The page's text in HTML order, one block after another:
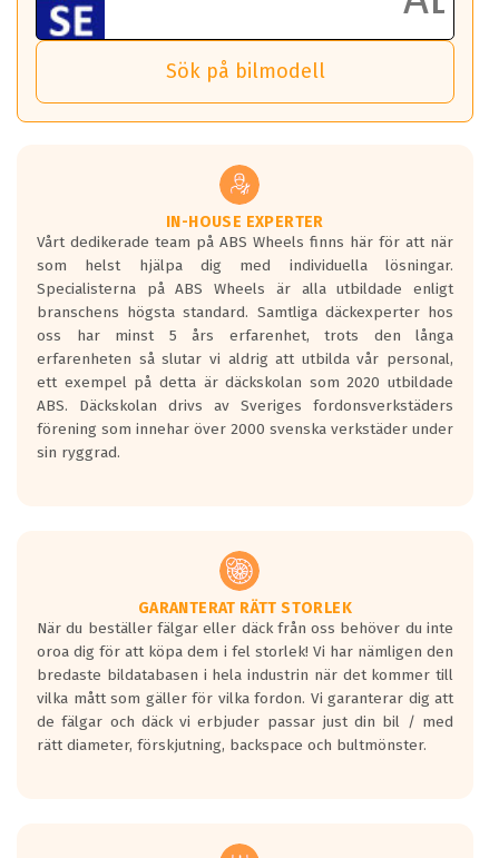
Ett klass A däck kommer ha 6,5% bättre
bränsleförbrukning än ett klass G däck.
Det betyder att om man kör 10,000 km,
så sparar man 50 liter bränsle med ett
vilken körstil du använder.
Våtgrepp egenskaper:
Betygsskalan är satt A till F. Där A påvisar
den kortaste bromssträckan och F är den
längsta.
Inga D eller G betyg delas ut för
personbilar och lätta lastbilar.
Betyget sätts efter ett test där däcken
skall bromsa in på en väg där det ligger
0.5-1.5 mm vatten.
I 80km/h kommer skillnaden på
Vid körning i över 50km/h brukar
rullmotståndets ljud överträffa
motorljudet.
På däckmärkningen kommer det finnas
en symbol av ett däck med vågar. Hög
bullernivå markeras med svarta vågor
medans de vita vågorna påvisar om det är
ett tyst däck.
regelverket som introduceras år 2016.
Sök på bilmodell
IN-HOUSE EXPERTER
Vårt dedikerade team på ABS Wheels finns här för att när
som helst hjälpa dig med individuella lösningar.
Specialisterna på ABS Wheels är alla utbildade enligt
branschens högsta standard. Samtliga däckexperter hos
oss har minst 5 års erfarenhet, trots den långa
erfarenheten så slutar vi aldrig att utbilda vår personal,
ett exempel på detta är däckskolan som 2020 utbildade
ABS. Däckskolan drivs av Sveriges fordonsverkstäders
förening som innehar över 2000 svenska verkstäder under
sin ryggrad.
GARANTERAT RÄTT STORLEK
När du beställer fälgar eller däck från oss behöver du inte
oroa dig för att köpa dem i fel storlek! Vi har nämligen den
bredaste bildatabasen i hela industrin när det kommer till
vilka mått som gäller för vilka fordon. Vi garanterar dig att
de fälgar och däck vi erbjuder passar just din bil / med
rätt diameter, förskjutning, backspace och bultmönster.